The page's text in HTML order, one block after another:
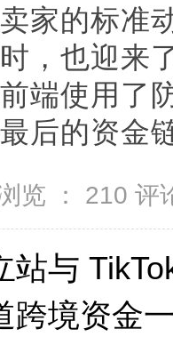
家的标准
，也迎来
端使用了
后的资金
览 ： 210 评
站与
跨境资金